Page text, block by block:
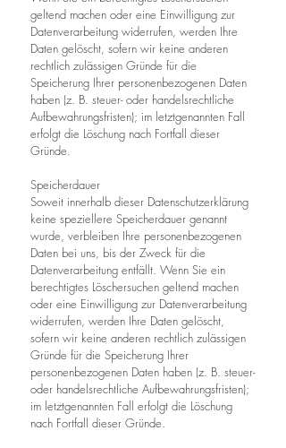
geltend machen oder eine Einwilligung zur
Datenverarbeitung widerrufen, werden Ihre
Daten gelöscht, sofern wir keine anderen
rechtlich zulässigen Gründe für die
Speicherung Ihrer personenbezogenen Daten
haben (z. B. steuer- oder handelsrechtliche
Aufbewahrungsfristen); im letztgenannten Fall
erfolgt die Löschung nach Fortfall dieser
Gründe.
Speicherdauer
Soweit innerhalb dieser Datenschutzerklärung
keine speziellere Speicherdauer genannt
wurde, verbleiben Ihre personenbezogenen
Daten bei uns, bis der Zweck für die
Datenverarbeitung entfällt. Wenn Sie ein
berechtigtes Löschersuchen geltend machen
oder eine Einwilligung zur Datenverarbeitung
widerrufen, werden Ihre Daten gelöscht,
sofern wir keine anderen rechtlich zulässigen
Gründe für die Speicherung Ihrer
personenbezogenen Daten haben (z. B. steuer-
oder handelsrechtliche Aufbewahrungsfristen);
im letztgenannten Fall erfolgt die Löschung
nach Fortfall dieser Gründe.